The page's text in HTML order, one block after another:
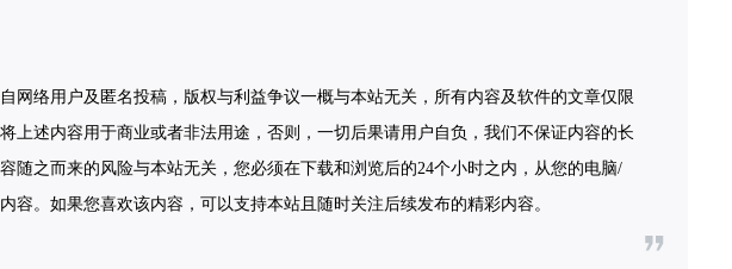
网络用户及匿名投稿，版权与利益争议一概与本站无关，所有内容及软件的文章仅限
上述内容用于商业或者非法用途，否则，一切后果请用户自负，我们不保证内容的长
随之而来的风险与本站无关，您必须在下载和浏览后的24个小时之内，从您的电脑/
容。如果您喜欢该内容，可以支持本站且随时关注后续发布的精彩内容。